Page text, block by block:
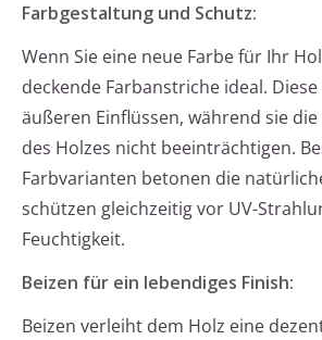
Farbgestaltung und Schutz:
Wenn Sie eine neue Farbe für Ihr
deckende Farbanstriche ideal.
äußeren Einflüssen, während sie
des Holzes nicht beeinträchtigen.
Farbvarianten betonen die
schützen gleichzeitig vor UV-
Feuchtigkeit.
Beizen für ein lebendiges Finish:
Beizen verleiht dem Holz eine